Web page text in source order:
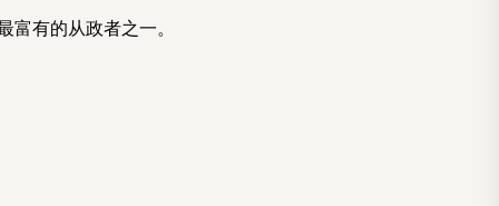
有的从政者之一。